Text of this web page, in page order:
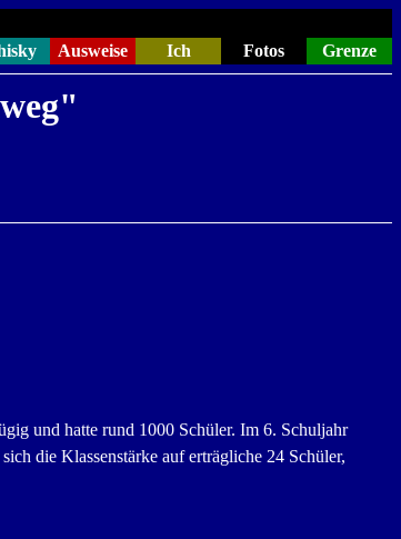
Ausweise Ich Fotos Grenze
und hatte rund 1000 Schüler. Im 6. Schuljahr
die Klassenstärke auf erträgliche 24 Schüler,